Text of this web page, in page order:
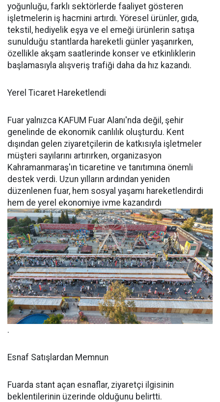
yoğunluğu, farklı sektörlerde faaliyet gösteren
işletmelerin iş hacmini artırdı. Yöresel ürünler, gıda,
tekstil, hediyelik eşya ve el emeği ürünlerin satışa
sunulduğu stantlarda hareketli günler yaşanırken,
özellikle akşam saatlerinde konser ve etkinliklerin
başlamasıyla alışveriş trafiği daha da hız kazandı.
Yerel Ticaret Hareketlendi
Fuar yalnızca KAFUM Fuar Alanı'nda değil, şehir
genelinde de ekonomik canlılık oluşturdu. Kent
dışından gelen ziyaretçilerin de katkısıyla işletmeler
müşteri sayılarını artırırken, organizasyon
Kahramanmaraş'ın ticaretine ve tanıtımına önemli
destek verdi. Uzun yılların ardından yeniden
düzenlenen fuar, hem sosyal yaşamı hareketlendirdi
hem de yerel ekonomiye ivme kazandırdı
.
Esnaf Satışlardan Memnun
Fuarda stant açan esnaflar, ziyaretçi ilgisinin
beklentilerinin üzerinde olduğunu belirtti.